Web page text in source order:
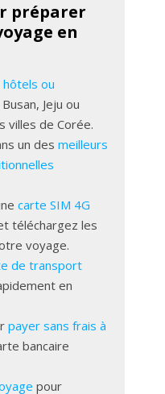
préparer
en
ou
Jeju ou
villes de Corée.
un des meilleurs
carte SIM 4G
téléchargez les
voyage.
de transport
en
payer sans frais à
bancaire
pour